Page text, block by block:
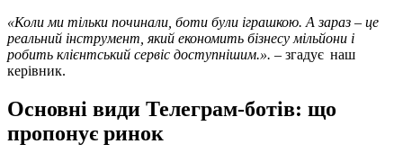
«Коли ми тільки починали, боти були іграшкою. А зараз – це
реальний інструмент, який економить бізнесу мільйони і
робить клієнтський сервіс доступнішим.». – згадує наш
керівник.
Основні види Телеграм-ботів: що
пропонує ринок